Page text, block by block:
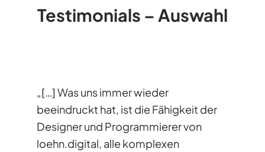
Testimonials – Auswahl
„[…] Was uns immer wieder
beeindruckt hat, ist die Fähigkeit der
Designer und Programmierer von
loehn.digital, alle komplexen